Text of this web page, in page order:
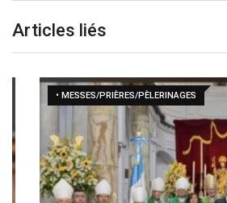
Articles liés
• MESSES/PRIÈRES/PÈLERINAGES